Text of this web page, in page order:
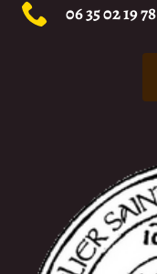
06 35 02 19 78